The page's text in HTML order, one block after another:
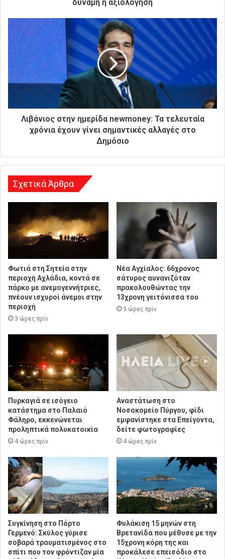
σ
α
ι
η
δύναμη η αξιολόγηση
Λιβάνιος στην ημερίδα newmoney: Τα τελευταία
χρόνια έχουν γίνει σημαντικές αλλαγές στο
Δημόσιο
Σχετικά Άρθρα
Φωτιά στη Σητεία στην
περιοχή Αχλάδια, κοντά σε
πάρκο με ανεμογεννήτριες,
πνέουν ισχυροί άνεμοι στην
περιοχή
3 ώρες πρίν
Νέα Αγχίαλος: 66χρονος
σάτυρος αυνανιζόταν
πρακολουθώντας την
13χρονη γειτόνισσα του
3 ώρες πρίν
Πυρκαγιά σε ισόγειο
κατάστημα στο Παλαιό
Φάληρο, εκκενώνεται
προληπτικά πολυκατοικία
4 ώρες πρίν
Αναστάτωση στο
Νοσοκομείο Πύργου, φίδι
εμφανίστηκε στα Επείγοντα,
δείτε φωτογραφίες
4 ώρες πρίν
Συγκίνηση στο Πόρτο
Γερμενό: Σκύλος γύρισε
σοβαρά τραυματισμένος στο
σπίτι που τον φρόντιζαν μία
Φυλάκιση 15 μηνών στη
Βρετανίδα που μέθυσε με την
15χρονη κόρη της και
προκάλεσε επεισόδιο στο